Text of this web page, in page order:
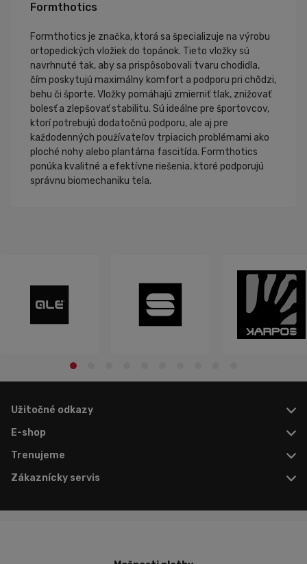
Formthotics
Formthotics je značka, ktorá sa špecializuje na výrobu
ortopedických vložiek do topánok. Tieto vložky sú
navrhnuté tak, aby sa prispôsobovali tvaru chodidla,
čím poskytujú maximálny komfort a podporu pri chôdzi,
behu či športe. Vložky pomáhajú zmierniť tlak, znižovať
bolesť a zlepšovať stabilitu. Sú ideálne pre športovcov,
ktorí potrebujú dodatočnú podporu, ale aj pre
každodenných používateľov trpiacich problémami ako
ploché nohy alebo plantárna fascitída. Formthotics
ponúka kvalitné a efektívne riešenia, ktoré podporujú
správnu biomechaniku tela.
Užitočné odkazy
E-shop
Trenujeme
Zákaznícky servis